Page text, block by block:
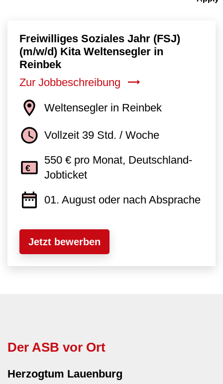
Freiwilliges Soziales Jahr (FSJ)
(m/w/d) Kita Weltensegler in
Reinbek
Zur Jobbeschreibung
Weltensegler in Reinbek
Vollzeit 39 Std. / Woche
550 € pro Monat, Deutschland-
Jobticket
01. August oder nach Absprache
Jetzt bewerben
Der ASB vor Ort
Herzogtum Lauenburg